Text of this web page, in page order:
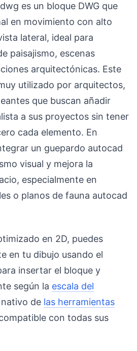
es un bloque DWG que
en movimiento con alto
lateral, ideal para
paisajismo, escenas
arquitectónicas. Este
utilizado por arquitectos,
que buscan añadir
a sus proyectos sin tener
cada elemento. En
un guepardo autocad
visual y mejora la
especialmente en
o planos de fauna autocad
en 2D, puedes
en tu dibujo usando el
insertar el bloque y
según la escala del
de las herramientas
con todas sus